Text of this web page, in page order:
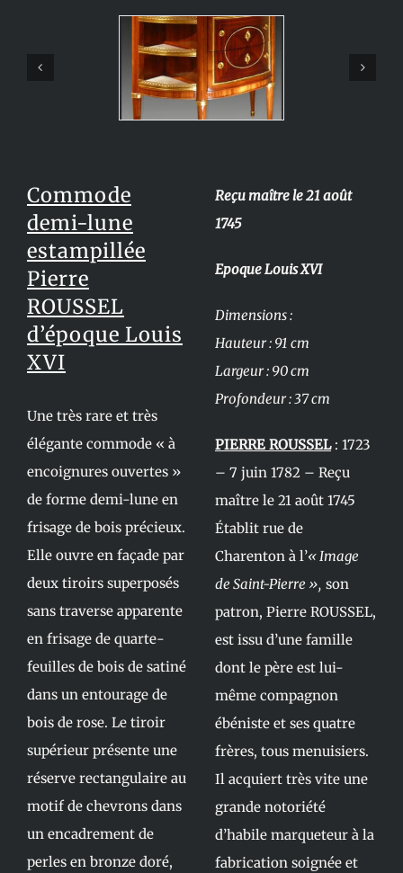
Commode
demi-lune
estampillée
Pierre
ROUSSEL
d’époque Louis
XVI
Une très rare et très
élégante commode « à
encoignures ouvertes »
de forme demi-lune en
frisage de bois précieux.
Elle ouvre en façade par
deux tiroirs superposés
sans traverse apparente
en frisage de quarte-
feuilles de bois de satiné
dans un entourage de
bois de rose. Le tiroir
supérieur présente une
réserve rectangulaire au
motif de chevrons dans
un encadrement de
perles en bronze doré,
Reçu maître le 21 août
1745
Epoque Louis XVI
Dimensions :
Hauteur : 91 cm
Largeur : 90 cm
Profondeur : 37 cm
PIERRE ROUSSEL: 1723
– 7 juin 1782 – Reçu
maître le 21 août 1745
Établit rue de
Charenton à l’« Image
de Saint-Pierre », son
patron, Pierre ROUSSEL,
est issu d’une famille
dont le père est lui-
même compagnon
ébéniste et ses quatre
frères, tous menuisiers.
Il acquiert très vite une
grande notoriété
d’habile marqueteur à la
fabrication soignée et